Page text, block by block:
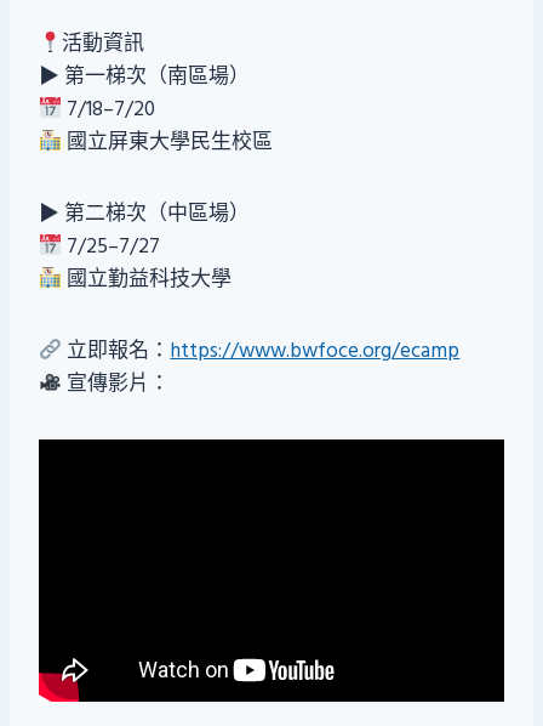
活動資訊
▶ 第一梯次（南區場）
7/18–7/20
國立屏東大學民生校區
▶ 第二梯次（中區場）
7/25–7/27
國立勤益科技大學
立即報名：https://www.bwfoce.org/ecamp
宣傳影片：